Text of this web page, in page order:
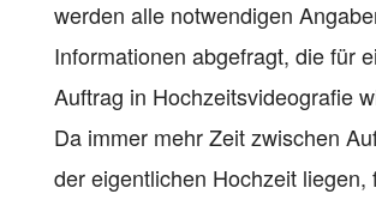
werden alle notwendigen
Informationen abgefragt, die für
Auftrag in Hochzeitsvideografie
Da immer mehr Zeit zwischen
der eigentlichen Hochzeit liegen,